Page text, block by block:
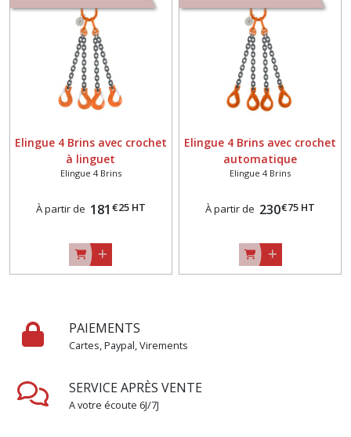
Elingue 4 Brins avec crochet
à linguet
Elingue 4 Brins
À partir de 181 €25 HT
Elingue 4 Brins avec crochet
automatique
Elingue 4 Brins
À partir de 230€75 HT
PAIEMENTS
Cartes, Paypal, Virements
SERVICE APRÈS VENTE
A votre écoute 6J/7J
(4)
Elingue
brins
Accessoires
élingues
chaine